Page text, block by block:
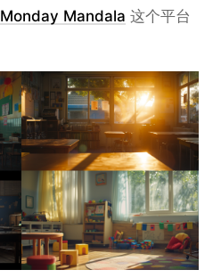
Monday Mandala 这个平台